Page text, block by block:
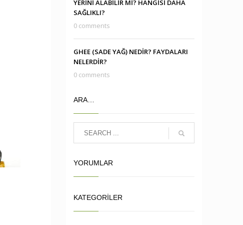
YERİNİ ALABİLİR Mİ? HANGİSİ DAHA
SAĞLIKLI?
0 comments
GHEE (SADE YAĞ) NEDİR? FAYDALARI
NELERDİR?
0 comments
ARA…
YORUMLAR
KATEGORILER